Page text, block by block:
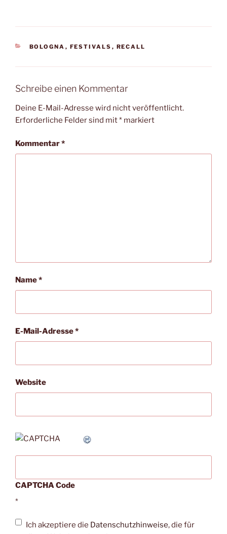
KATEGORIEN
BOLOGNA , FESTIVALS , RECALL
Schreibe einen Kommentar
Deine E-Mail-Adresse wird nicht veröffentlicht.
Erforderliche Felder sind mit* markiert
Kommentar*
Name*
E-Mail-Adresse*
Website
CAPTCHA Code
*
Ich akzeptiere die Datenschutzhinweise, die für